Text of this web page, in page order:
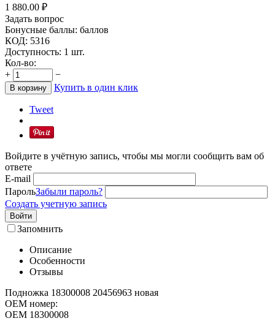
1 880.00 ₽
Задать вопрос
Бонусные баллы: баллов
КОД: 5316
Доступность: 1 шт.
Кол-во:
+
−
В корзину Купить в один клик
Tweet
Войдите в учётную запись, чтобы мы могли сообщить вам об
ответе
E-mail
ПарольЗабыли пароль?
Создать учетную запись
Войти
Запомнить
Описание
Особенности
Отзывы
Подножка 18300008 20456963 новая
OEM номер:
OEM 18300008